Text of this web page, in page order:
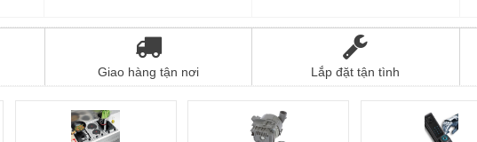
Giao hàng tận nơi Lắp đặt tận tình